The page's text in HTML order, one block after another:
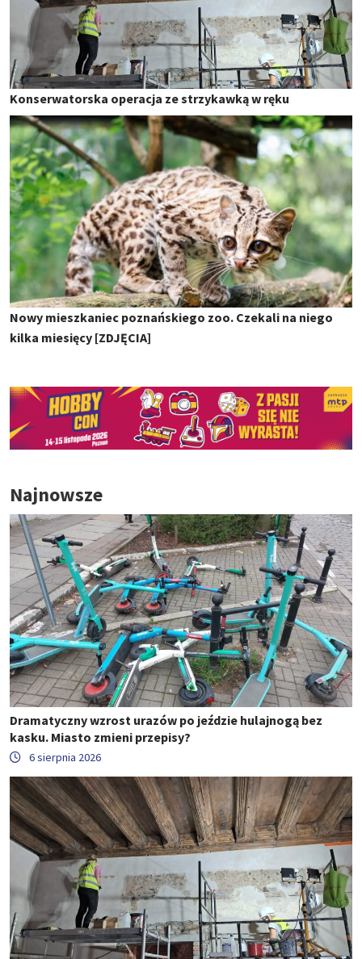
Konserwatorska operacja ze strzykawką w ręku
Nowy mieszkaniec poznańskiego zoo. Czekali na niego
kilka miesięcy [ZDJĘCIA]
Najnowsze
Dramatyczny wzrost urazów po jeździe hulajnogą bez
kasku. Miasto zmieni przepisy?
6 sierpnia 2026